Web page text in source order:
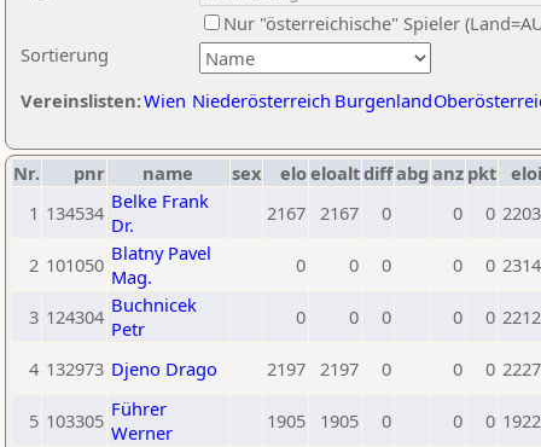
Sortierung
Nur "österreichische" Spieler
Vereinslisten:Wien Niederösterreich Burgenland
Nr. pnr name sex eloeloaltdiffabg anz pkt eloi
1 134534 Belke Frank
Dr.
2167 2167 0 0 0 2203
2 101050 Blatny Pavel
Mag.
0 0 0 0 0 2314
3 124304 Buchnicek
Petr
0 0 0 0 0 2212
4 132973 Djeno Drago 2197 2197 0 0 0 2227
5 103305 Führer
Werner
1905 1905 0 0 0 1922